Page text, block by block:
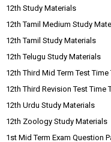
12th Study Materials
12th Tamil Medium Study
12th Tamil Study Materials
12th Telugu Study Materials
12th Third Mid Term Test Time
12th Third Revision Test Time
12th Urdu Study Materials
12th Zoology Study Materials
1st Mid Term Exam Question